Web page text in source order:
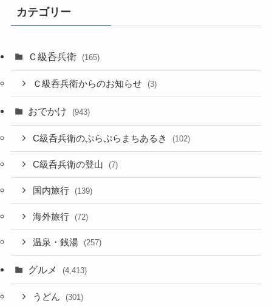
カテゴリー
Ｃ級呑兵衛 (165)
Ｃ級呑兵衛からのお知らせ (3)
おでかけ (943)
C級呑兵衛のぷらぷらまちあるき (102)
C級呑兵衛の登山 (7)
国内旅行 (139)
海外旅行 (72)
温泉・銭湯 (257)
グルメ (4,413)
うどん (301)